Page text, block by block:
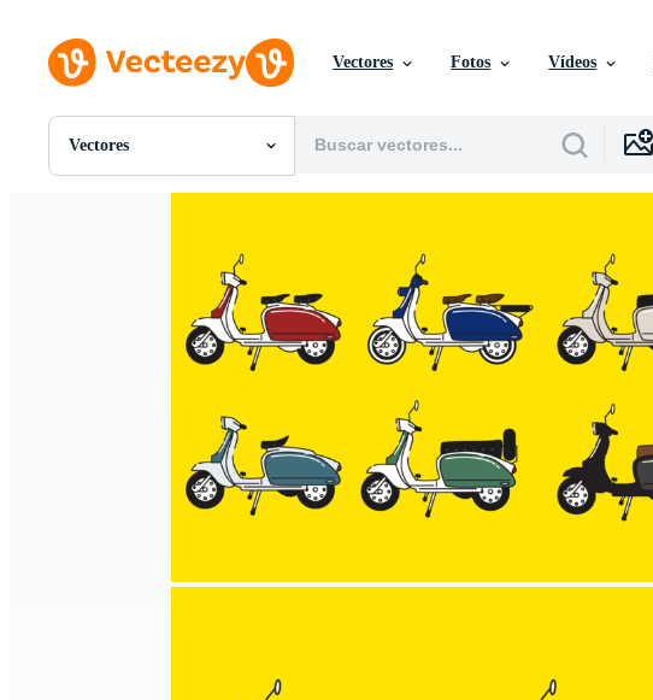
Vectores Fotos Vídeos
Vectores
Todas Imágenes
Gráficos en Movimiento
Eventos Editoriales